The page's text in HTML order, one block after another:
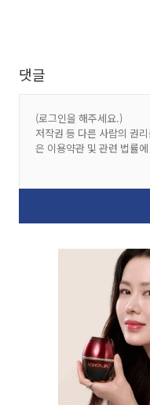
댓글